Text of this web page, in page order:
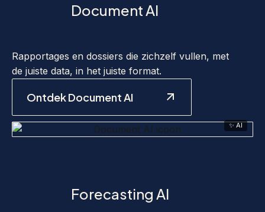
Document AI
Rapportages en dossiers die zichzelf vullen, met
de juiste data, in het juiste format.
Ontdek Document AI
✨ AI
Forecasting AI